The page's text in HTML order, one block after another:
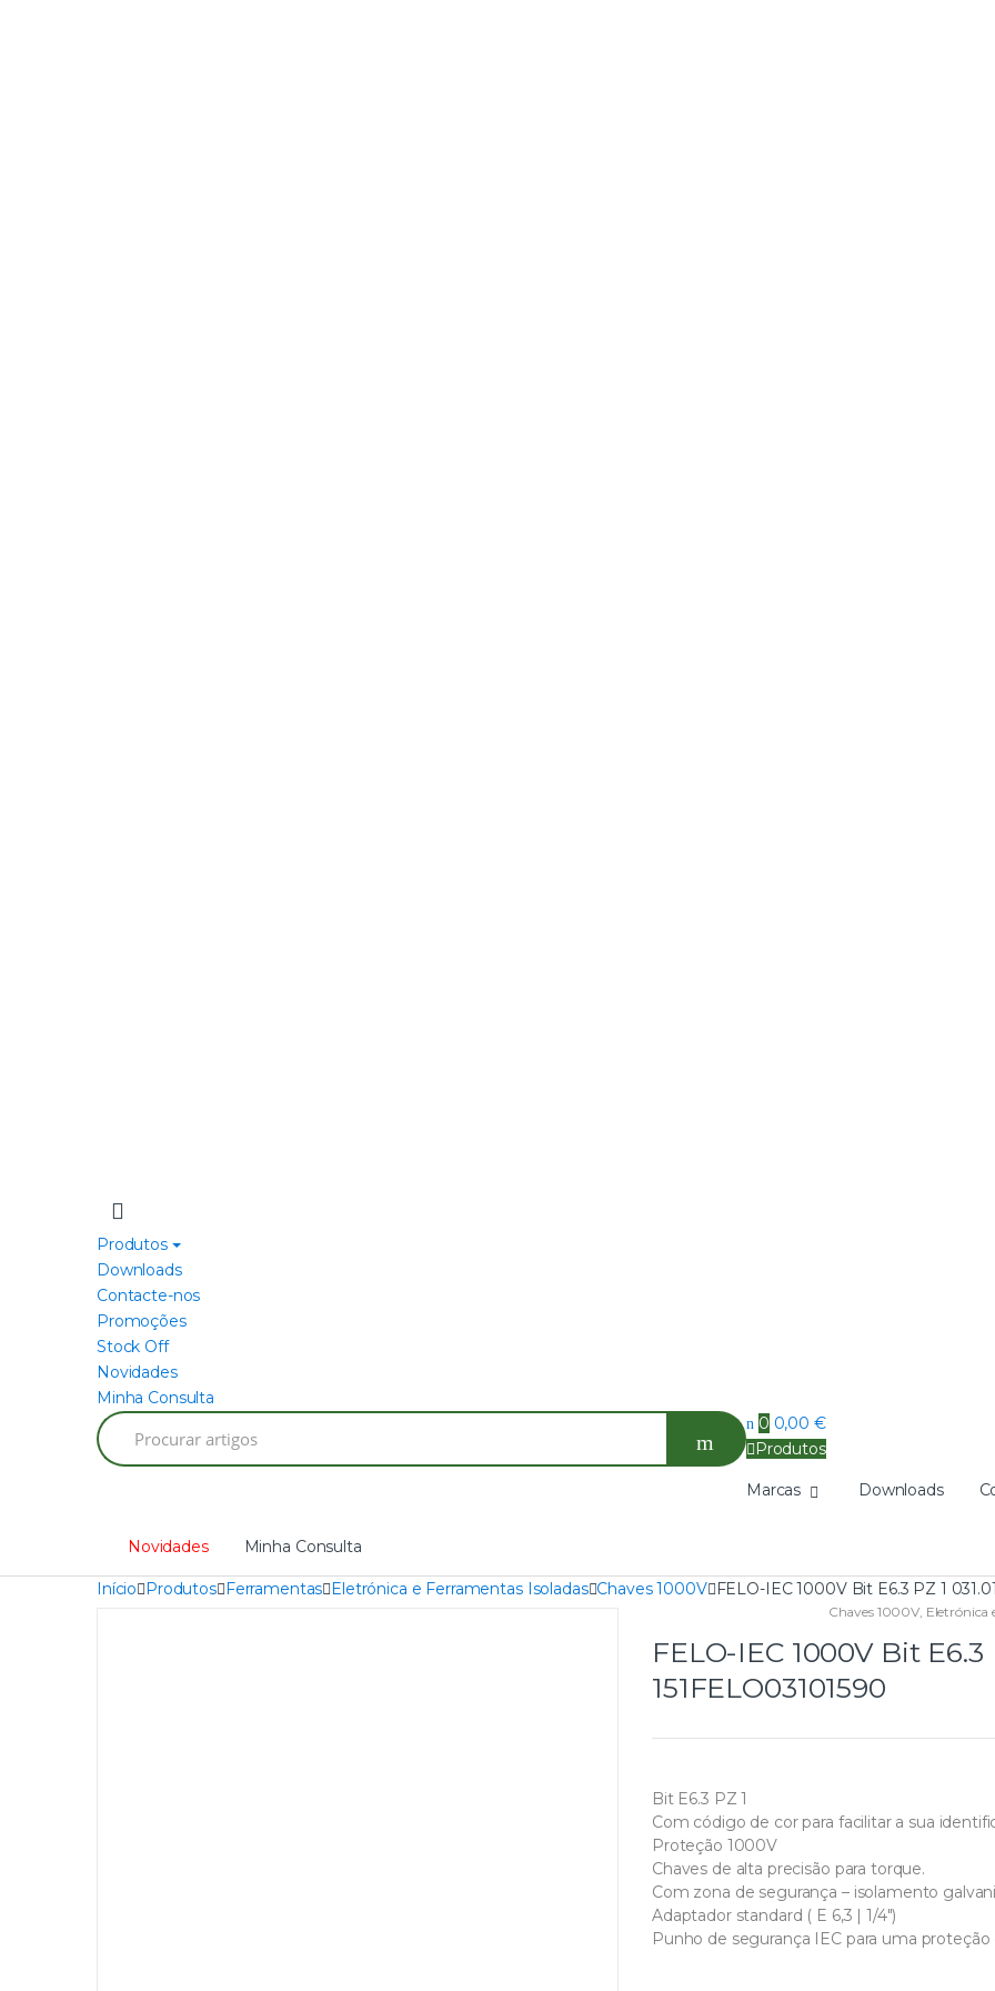
Produtos
Downloads
Contacte-nos
Promoções
Stock Off
Novidades
Minha Consulta
Search
for:
0 0,00 €
Produtos
Marcas Downloads
Novidades Minha Consulta
Início Produtos Ferramentas Eletrónica e Ferramentas Isoladas Chaves 1000V FELO-IEC 1000V Bit E6.3 PZ 1
Chaves 1000V Eletrónica
FELO-IEC 1000V Bit E6.3
151FELO03101590
Bit E6.3 PZ 1
Com código de cor para facilitar a sua
Proteção 1000V
Chaves de alta precisão para torque.
Com zona de segurança – isolamento
Adaptador standard ( E 6,3 | 1/4″)
Punho de segurança IEC para uma proteção